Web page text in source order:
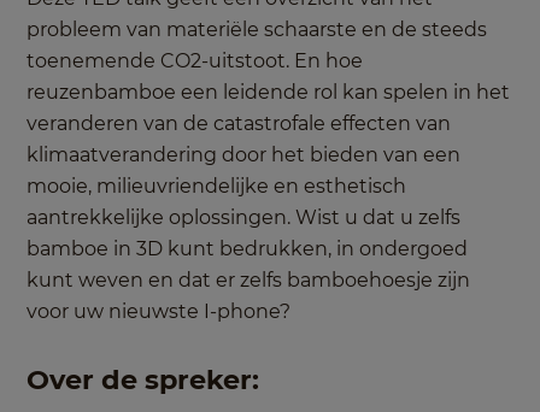
probleem van materiële schaarste en de steeds
toenemende CO2-uitstoot. En hoe
reuzenbamboe een leidende rol kan spelen in het
veranderen van de catastrofale effecten van
klimaatverandering door het bieden van een
mooie, milieuvriendelijke en esthetisch
aantrekkelijke oplossingen. Wist u dat u zelfs
bamboe in 3D kunt bedrukken, in ondergoed
kunt weven en dat er zelfs bamboehoesje zijn
voor uw nieuwste I-phone?
Over de spreker: